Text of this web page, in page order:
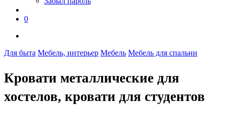
0
Для быта Мебель, интерьер Мебель Мебель для спальни
Кровати металлические для
хостелов, кровати для студентов